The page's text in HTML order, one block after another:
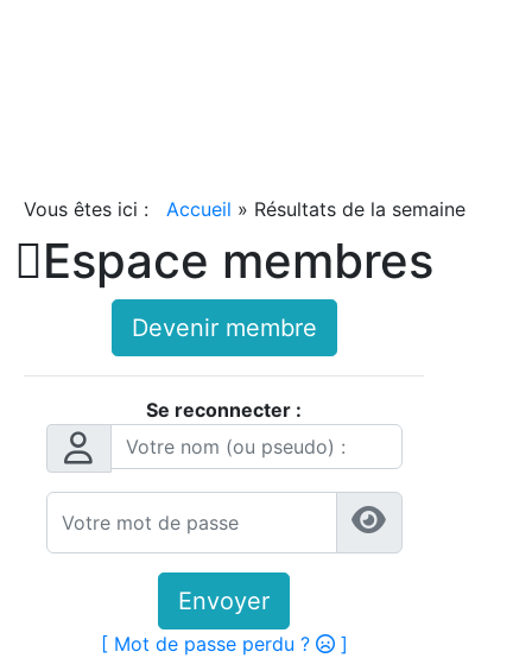
Vous êtes ici : Accueil » Résultats de la semaine
Espace membres
Devenir membre
Se reconnecter :
Envoyer
[ Mot de passe perdu ? ]